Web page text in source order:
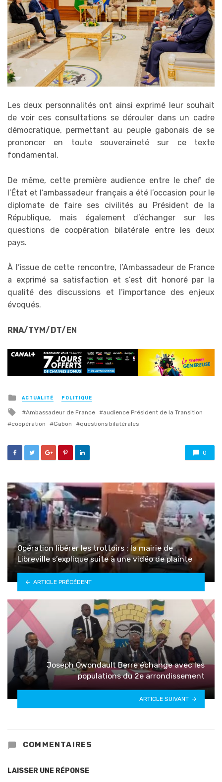
Les deux personnalités ont ainsi exprimé leur souhait
de voir ces consultations se dérouler dans un cadre
démocratique, permettant au peuple gabonais de se
prononcer en toute souveraineté sur ce texte
fondamental.
De même, cette première audience entre le chef de
l’État et l’ambassadeur français a été l’occasion pour le
diplomate de faire ses civilités au Président de la
République, mais également d’échanger sur les
questions de coopération bilatérale entre les deux
pays.
À l’issue de cette rencontre, l’Ambassadeur de France
a exprimé sa satisfaction et s’est dit honoré par la
qualité des discussions et l’importance des enjeux
évoqués.
RNA/TYM/DT/EN
Posted
in
ACTUALITÉ POLITIQUE
Tagged
with
Ambassadeur de France
audience Président de la Transition
coopération
Gabon questions bilatérales
0
Opération libérer les trottoirs : la mairie de
Libreville s’explique suite à une vidéo de plainte
ARTICLE PRÉCÉDENT
Joseph Owondault Berre échange avec les
populations du 2e arrondissement
ARTICLE SUIVANT
COMMENTAIRES
LAISSER UNE RÉPONSE